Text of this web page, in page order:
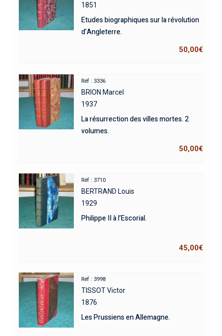
1851
Etudes biographiques sur la révolution
d’Angleterre.
50,00€
Réf : 3336
BRION Marcel
1937
La résurrection des villes mortes. 2
volumes.
50,00€
Réf : 3710
BERTRAND Louis
1929
Philippe II à l’Escorial.
45,00€
Réf : 3998
TISSOT Victor
1876
Les Prussiens en Allemagne.